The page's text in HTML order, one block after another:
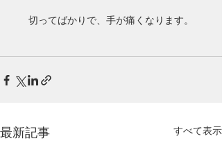
切ってばかりで、手が痛くなります。
最新記事 すべて表示